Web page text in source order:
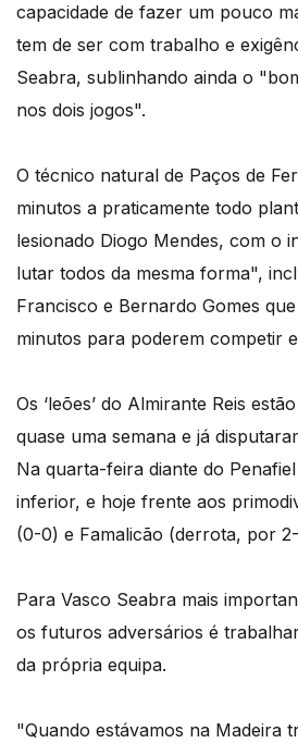
capacidade de fazer um pouco
tem de ser com trabalho e
Seabra, sublinhando ainda o
nos dois jogos".
O técnico natural de Paços de
minutos a praticamente todo
lesionado Diogo Mendes, com o
lutar todos da mesma forma",
Francisco e Bernardo Gomes
minutos para poderem competir
Os ‘leões’ do Almirante Reis
quase uma semana e já
Na quarta-feira diante do Penafiel
inferior, e hoje frente aos
(0-0) e Famalicão (derrota, por
Para Vasco Seabra mais
os futuros adversários é
da própria equipa.
"Quando estávamos na Madeira